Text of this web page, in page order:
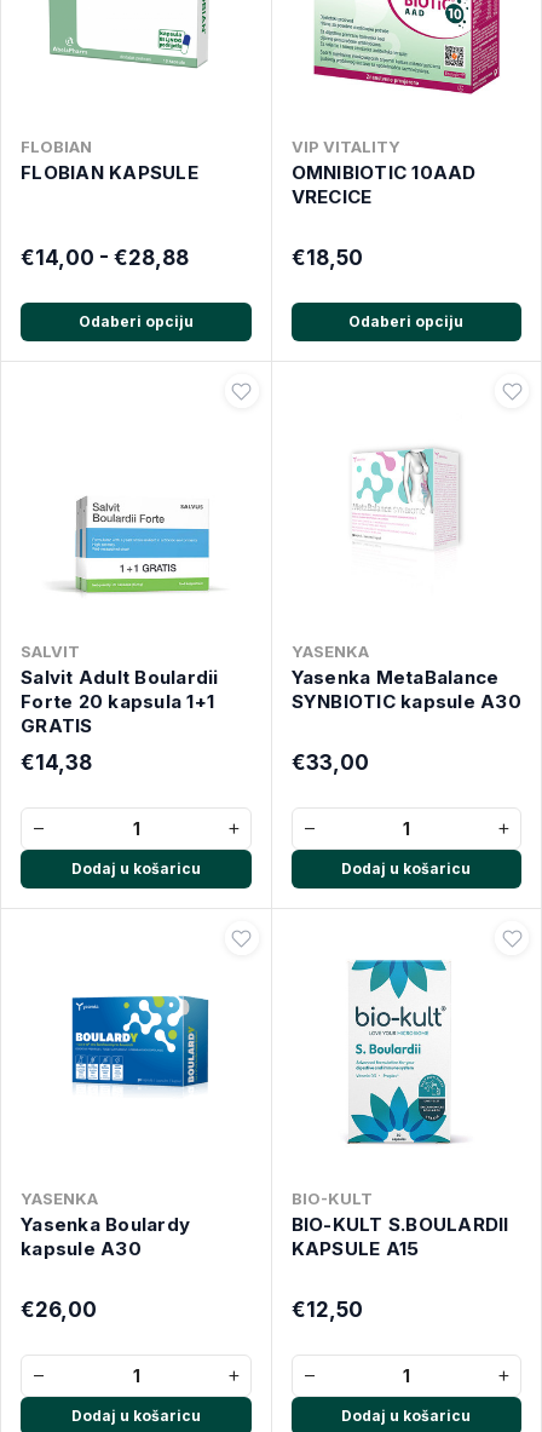
FLOBIAN
FLOBIAN KAPSULE
€14,00 - €28,88
Odaberi opciju
VIP VITALITY
OMNIBIOTIC 10AAD
VRECICE
€18,50
Odaberi opciju
SALVIT
Salvit Adult Boulardii
Forte 20 kapsula 1+1
GRATIS
€14,38
− +
Dodaj u košaricu
YASENKA
Yasenka MetaBalance
SYNBIOTIC kapsule A30
€33,00
− +
Dodaj u košaricu
YASENKA
Yasenka Boulardy
kapsule A30
€26,00
− +
Dodaj u košaricu
BIO-KULT
BIO-KULT S.BOULARDII
KAPSULE A15
€12,50
− +
Dodaj u košaricu